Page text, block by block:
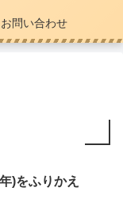
お問い合わせ
)をふりかえ